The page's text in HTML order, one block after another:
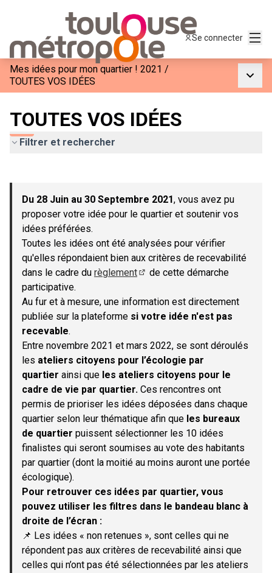
Se connecter
Mes idées pour mon quartier ! 2021 /
TOUTES VOS IDÉES
TOUTES VOS IDÉES
Filtrer et rechercher
−
Du 28 Juin au 30 Septembre 2021, vous avez pu
proposer votre idée pour le quartier et soutenir vos
idées préférées.
Toutes les idées ont été analysées pour vérifier
qu'elles répondaient bien aux critères de recevabilité
dans le cadre du règlement
de cette démarche
participative.
Au fur et à mesure, une information est directement
publiée sur la plateforme si votre idée n'est pas
recevable.
Entre novembre 2021 et mars 2022, se sont déroulés
les ateliers citoyens pour l’écologie par
quartier ainsi que les ateliers citoyens pour le
cadre de vie par quartier. Ces rencontres ont
permis de prioriser les idées déposées dans chaque
quartier selon leur thématique afin que les bureaux
de quartier puissent sélectionner les 10 idées
finalistes qui seront soumises au vote des habitants
par quartier (dont la moitié au moins auront une portée
écologique).
Pour retrouver ces idées par quartier, vous
pouvez utiliser les filtres dans le bandeau blanc à
droite de l’écran :
📌 Les idées « non retenues », sont celles qui ne
répondent pas aux critères de recevabilité ainsi que
celles qui n’ont pas été sélectionnées par les ateliers